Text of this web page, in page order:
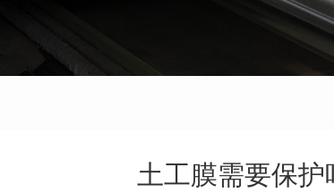
土工膜需要保护